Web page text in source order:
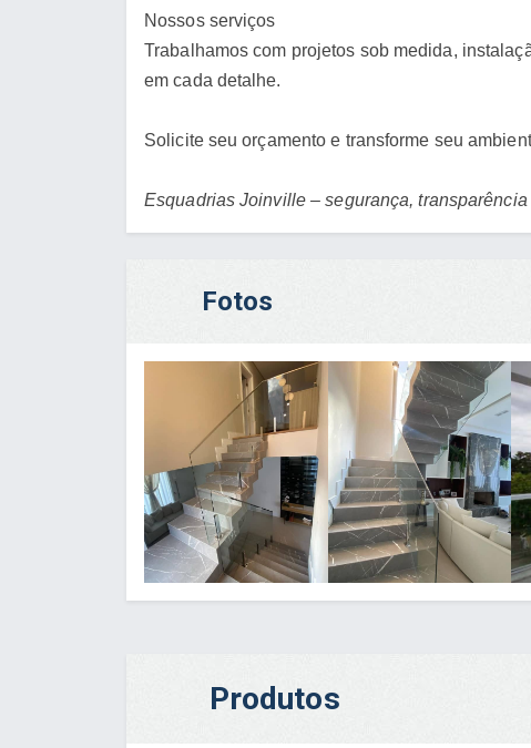
Nossos serviços
Trabalhamos com projetos sob medida,
em cada detalhe.
Solicite seu orçamento e transforme seu
Esquadrias Joinville – segurança,
Fotos
Produtos